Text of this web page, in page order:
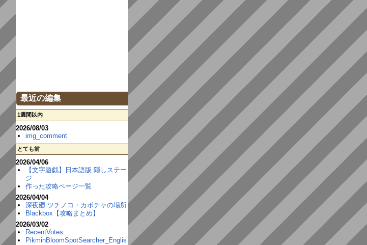
最近の編集
1週間以内
2026/08/03
img_comment
とても前
2026/04/06
【文字遊戯】日本語版 隠しステー
ジ
作った攻略ページ一覧
2026/04/04
深夜廻 ツチノコ・カボチャの場所
Blackbox【攻略まとめ】
2026/03/02
RecentVotes
PikminBloomSpotSearcher_Englis